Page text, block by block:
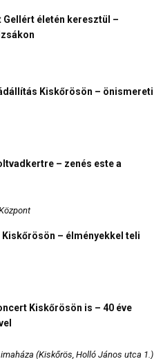
életén keresztül –
Kiskőrösön – önismereti
– zenés este a
– élményekkel teli
Kiskőrösön is – 40 éve
(Kiskőrös, Holló János utca 1.)